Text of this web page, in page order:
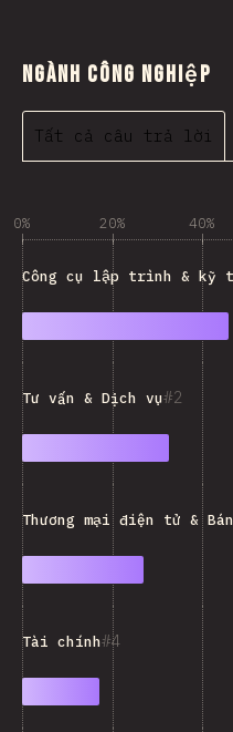
Ngành công nghiệp
Tất cả câu trả lời
0% 20% 40%
2
Tư vấn & Dịch vụ
4
Tài chính